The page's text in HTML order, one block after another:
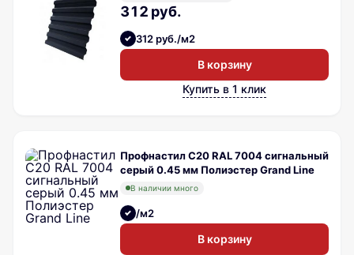
312 руб.
312 руб./м2
В корзину
Купить в 1 клик
Профнастил С20 RAL 7004 сигнальный
серый 0.45 мм Полиэстер Grand Line
В наличии много
/м2
В корзину